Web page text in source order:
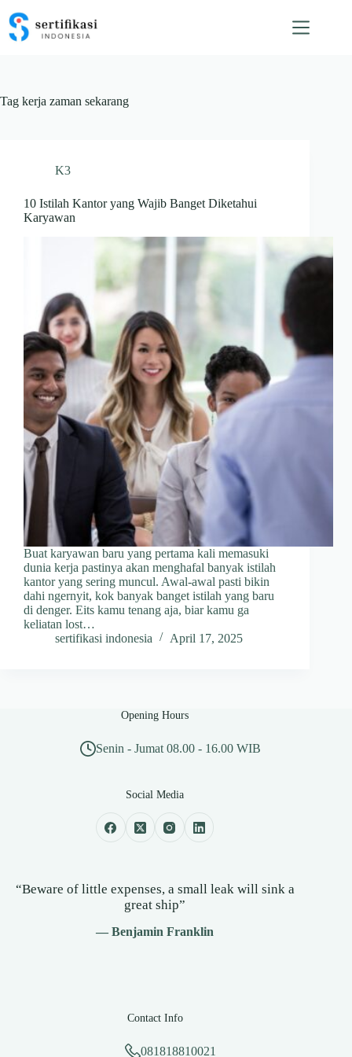
content
Tag kerja zaman sekarang
K3
10 Istilah Kantor yang Wajib Banget Diketahui
Karyawan
Buat karyawan baru yang pertama kali memasuki
dunia kerja pastinya akan menghafal banyak istilah
kantor yang sering muncul. Awal-awal pasti bikin
dahi ngernyit, kok banyak banget istilah yang baru
di denger. Eits kamu tenang aja, biar kamu ga
keliatan lost…
sertifikasi indonesia
April 17, 2025
Opening Hours
Senin - Jumat 08.00 - 16.00 WIB
Social Media
“Beware of little expenses, a small leak will sink a
great ship”
— Benjamin Franklin
Contact Info
081818810021